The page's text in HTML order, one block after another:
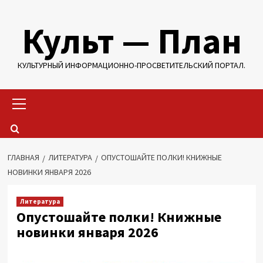
содержимому
Культ — План
КУЛЬТУРНЫЙ ИНФОРМАЦИОННО-ПРОСВЕТИТЕЛЬСКИЙ ПОРТАЛ.
меню
ГЛАВНАЯ ЛИТЕРАТУРА
ОПУСТОШАЙТЕ ПОЛКИ! КНИЖНЫЕ
НОВИНКИ ЯНВАРЯ 2026
Литература
Опустошайте полки! Книжные
новинки января 2026